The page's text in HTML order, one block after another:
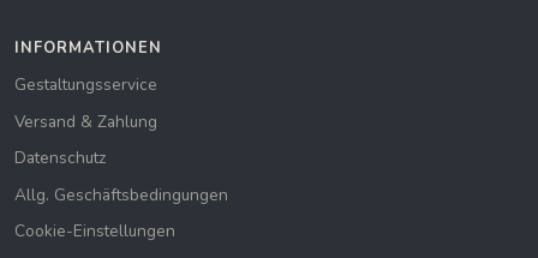
INFORMATIONEN
Gestaltungsservice
Versand & Zahlung
Datenschutz
Allg. Geschäftsbedingungen
Cookie-Einstellungen